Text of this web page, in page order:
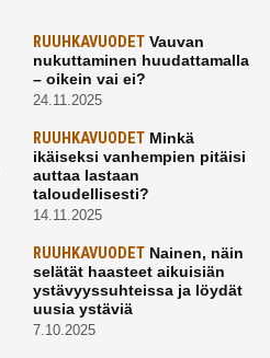
RUUHKAVUODETVauvan
nukuttaminen huudattamalla
– oikein vai ei?
24.11.2025
RUUHKAVUODETMinkä
ikäiseksi vanhempien pitäisi
auttaa lastaan
taloudellisesti?
14.11.2025
RUUHKAVUODETNainen, näin
selätät haasteet aikuisiän
ystävyyssuhteissa ja löydät
uusia ystäviä
7.10.2025